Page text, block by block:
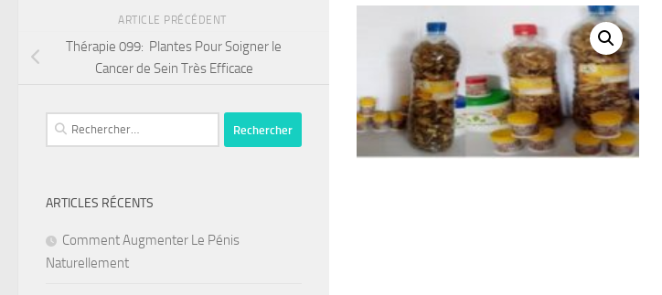
ARTICLE PRÉCÉDENT
Thérapie 099: Plantes Pour Soigner le
Cancer de Sein Très Efficace
Rechercher :
ARTICLES RÉCENTS
Comment Augmenter Le Pénis
Naturellement